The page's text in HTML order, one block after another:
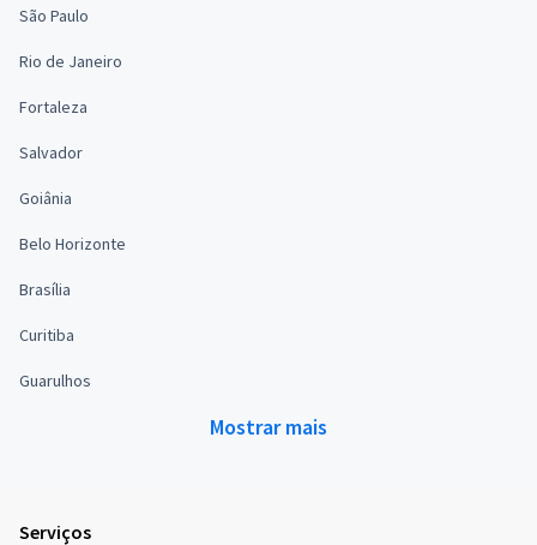
São Paulo
Rio de Janeiro
Fortaleza
Salvador
Goiânia
Belo Horizonte
Brasília
Curitiba
Guarulhos
Mostrar mais
Serviços